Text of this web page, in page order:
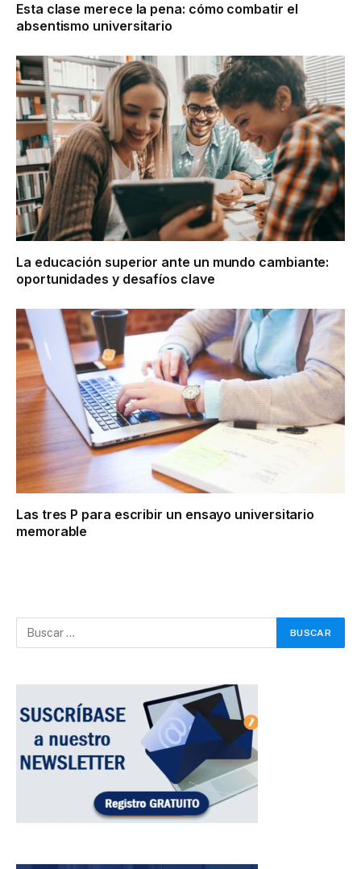
Esta clase merece la pena: cómo combatir el
absentismo universitario
La educación superior ante un mundo cambiante:
oportunidades y desafíos clave
Las tres P para escribir un ensayo universitario
memorable